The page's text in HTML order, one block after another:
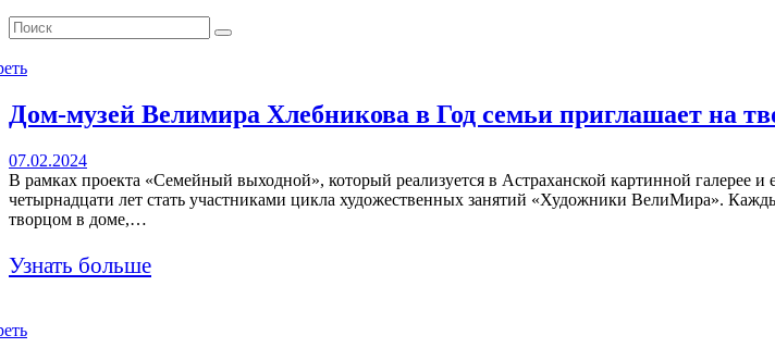
Дом-музей Велимира Хлебникова в Год семьи приглашает на
07.02.2024
В рамках проекта «Семейный выходной», который реализуется в Астраханской картинной
четырнадцати лет стать участниками цикла художественных занятий «Художники ВелиМира».
творцом в доме,…
Узнать больше